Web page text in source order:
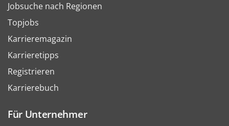
Jobsuche nach Regionen
Topjobs
Karrieremagazin
Karrieretipps
Registrieren
Karrierebuch
Für Unternehmer